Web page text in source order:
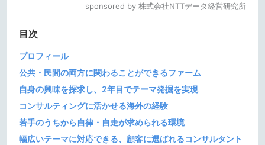
sponsored by 株式会社NTTデータ経営研究所
目次
プロフィール
公共・民間の両方に関わることができるファーム
自身の興味を探求し、2年目でテーマ発掘を実現
コンサルティングに活かせる海外の経験
若手のうちから自律・自走が求められる環境
幅広いテーマに対応できる、顧客に選ばれるコンサルタント